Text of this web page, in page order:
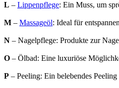
L – Lippenpflege: Ein Muss, um
M – Massageöl: Ideal für
N – Nagelpflege: Produkte zur
O – Ölbad: Eine luxuriöse
P – Peeling: Ein belebendes